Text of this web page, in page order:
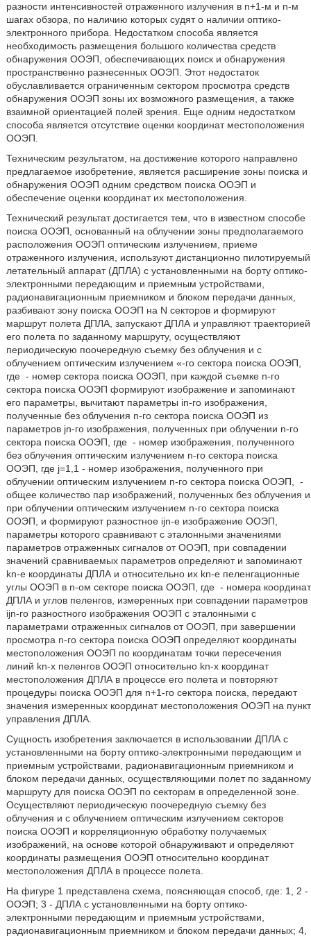
разности интенсивностей отраженного излучения в n+1-м и n-м
шагах обзора, по наличию которых судят о наличии оптико-
электронного прибора. Недостатком способа является
необходимость размещения большого количества средств
обнаружения ООЭП, обеспечивающих поиск и обнаружения
пространственно разнесенных ООЭП. Этот недостаток
обуславливается ограниченным сектором просмотра средств
обнаружения ООЭП зоны их возможного размещения, а также
взаимной ориентацией полей зрения. Еще одним недостатком
способа является отсутствие оценки координат местоположения
ООЭП.
Техническим результатом, на достижение которого направлено
предлагаемое изобретение, является расширение зоны поиска и
обнаружения ООЭП одним средством поиска ООЭП и
обеспечение оценки координат их местоположения.
Технический результат достигается тем, что в известном способе
поиска ООЭП, основанный на облучении зоны предполагаемого
расположения ООЭП оптическим излучением, приеме
отраженного излучения, используют дистанционно пилотируемый
летательный аппарат (ДПЛА) с установленными на борту оптико-
электронными передающим и приемным устройствами,
радионавигационным приемником и блоком передачи данных,
разбивают зону поиска ООЭП на N секторов и формируют
маршрут полета ДПЛА, запускают ДПЛА и управляют траекторией
его полета по заданному маршруту, осуществляют
периодическую поочередную съемку без облучения и с
облучением оптическим излучением «-го сектора поиска ООЭП,
где - номер сектора поиска ООЭП, при каждой съемке n-го
сектора поиска ООЭП формируют изображение и запоминают
его параметры, вычитают параметры in-го изображения,
полученные без облучения n-го сектора поиска ООЭП из
параметров jn-го изображения, полученных при облучении n-го
сектора поиска ООЭП, где - номер изображения, полученного
без облучения оптическим излучением n-го сектора поиска
ООЭП, где j=1,1 - номер изображения, полученного при
облучении оптическим излучением n-го сектора поиска ООЭП,
-
общее количество пар изображений, полученных без облучения и
при облучении оптическим излучением n-го сектора поиска
ООЭП, и формируют разностное ijn-е изображение ООЭП,
параметры которого сравнивают с эталонными значениями
параметров отраженных сигналов от ООЭП, при совпадении
значений сравниваемых параметров определяют и запоминают
kn-е координаты ДПЛА и относительно их kn-е пеленгационные
углы ООЭП в n-ом секторе поиска ООЭП, где - номера координат
ДПЛА и углов пеленгов, измеренных при совпадении параметров
ijn-го разностного изображения ООЭП с эталонными с
параметрами отраженных сигналов от ООЭП, при завершении
просмотра n-го сектора поиска ООЭП определяют координаты
местоположения ООЭП по координатам точки пересечения
линий kn-х пеленгов ООЭП относительно kn-х координат
местоположения ДПЛА в процессе его полета и повторяют
процедуры поиска ООЭП для n+1-го сектора поиска, передают
значения измеренных координат местоположения ООЭП на пункт
управления ДПЛА.
Сущность изобретения заключается в использовании ДПЛА с
установленными на борту оптико-электронными передающим и
приемным устройствами, радионавигационным приемником и
блоком передачи данных, осуществляющими полет по заданному
маршруту для поиска ООЭП по секторам в определенной зоне.
Осуществляют периодическую поочередную съемку без
облучения и с облучением оптическим излучением секторов
поиска ООЭП и корреляционную обработку получаемых
изображений, на основе которой обнаруживают и определяют
координаты размещения ООЭП относительно координат
местоположения ДПЛА в процессе полета.
На фигуре 1 представлена схема, поясняющая способ, где: 1, 2 -
ООЭП; 3 - ДПЛА с установленными на борту оптико-
электронными передающим и приемным устройствами,
радионавигационным приемником и блоком передачи данных; 4,